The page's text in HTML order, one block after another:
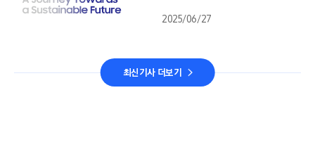
2025/06/27
최신기사 더보기